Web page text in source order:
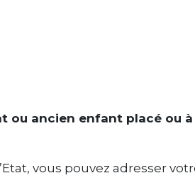
ou ancien enfant placé ou
vous pouvez adresser